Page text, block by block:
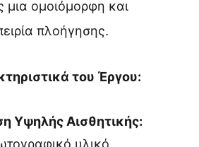
μια ομοιόμορφη και
πλοήγησης.
του Έργου:
Υψηλής Αισθητικής: